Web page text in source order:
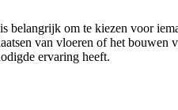
belangrijk om te kiezen voor
van vloeren of het bouwen
ervaring heeft.